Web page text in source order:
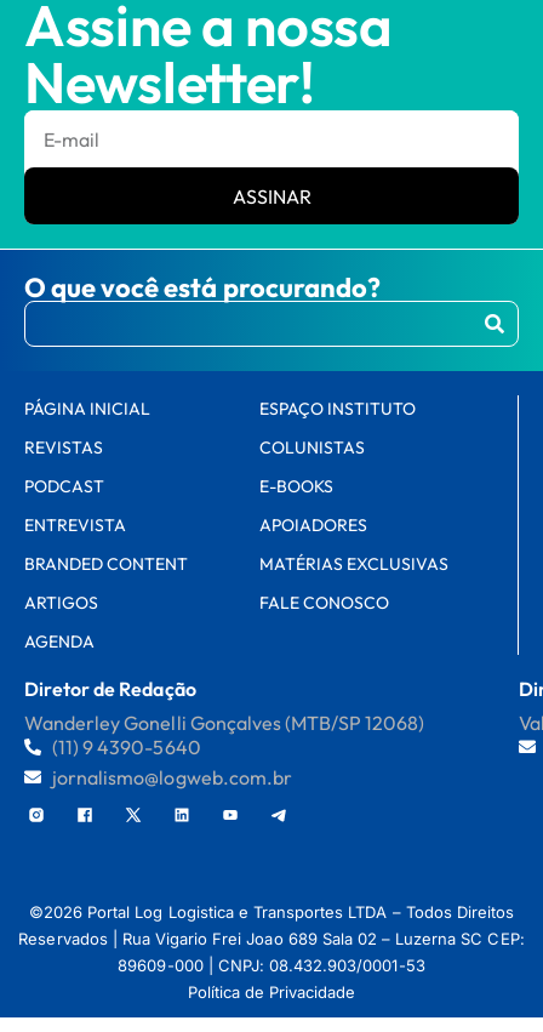
Assine a nossa
Newsletter!
ASSINAR
O que você está procurando?
PÁGINA INICIAL
REVISTAS
PODCAST
ENTREVISTA
BRANDED CONTENT
ARTIGOS
AGENDA
ESPAÇO INSTITUTO
COLUNISTAS
E-BOOKS
APOIADORES
MATÉRIAS EXCLUSIVAS
FALE CONOSCO
Diretor de Redação
Wanderley Gonelli Gonçalves (MTB/SP 12068)
(11) 9 4390-5640
jornalismo@logweb.com.br
©2026 Portal Log Logistica e Transportes LTDA – Todos Direitos
Reservados | Rua Vigario Frei Joao 689 Sala 02 – Luzerna SC CEP:
89609-000 | CNPJ: 08.432.903/0001-53
Política de Privacidade